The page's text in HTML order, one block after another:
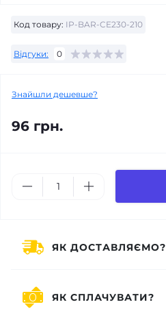
Код товару: IP-BAR-CE230-210
Відгуки: 0
Знайшли дешевше?
96 грн.
ЯК ДОСТАВЛЯЄМО?
ЯК СПЛАЧУВАТИ?